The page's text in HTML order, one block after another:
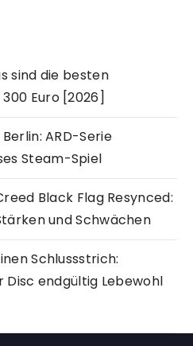
sind die besten
Euro [2026]
ARD-Serie
Steam-Spiel
Black Flag Resynced:
und Schwächen
Schlussstrich:
Disc endgültig Lebewohl